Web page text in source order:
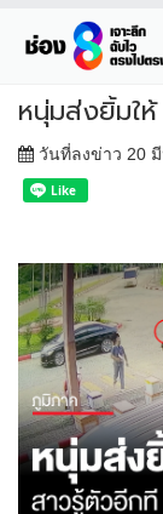
หนุ่มส่งยิ้มใ
วันที่ลงข่าว 20